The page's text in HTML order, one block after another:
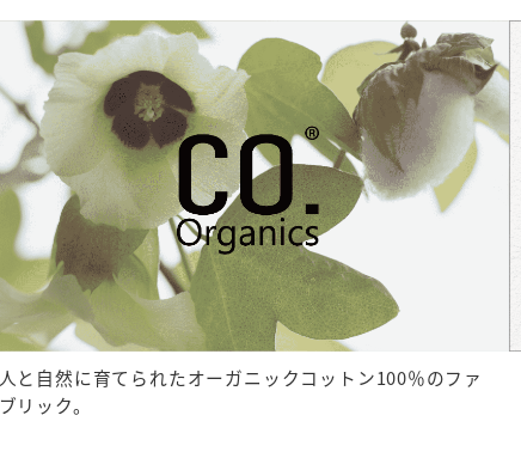
人と自然に育てられたオーガニックコットン100％のファ
ブリック。